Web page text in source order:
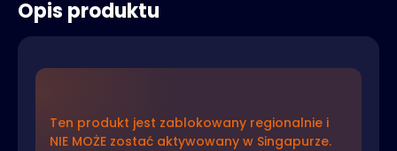
Opis produktu
Ten produkt jest zablokowany regionalnie i
NIE MOŻE zostać aktywowany w Singapurze.